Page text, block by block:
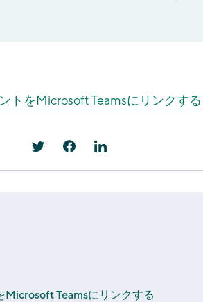
トをMicrosoft Teamsにリンクする
Teamsにリンクする